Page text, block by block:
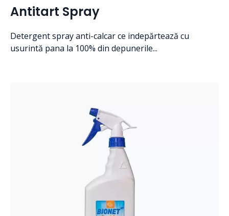
Antitart Spray
Detergent spray anti-calcar ce indepărtează cu
usurintă pana la 100% din depunerile...